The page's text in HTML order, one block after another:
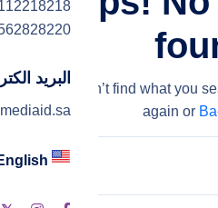
البريد
We couldn’t find what you
again or